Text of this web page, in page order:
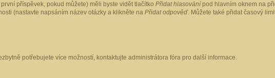
příspěvek, pokud můžete) měli byste vidět tlačítko Přidat hlasování pod hlavním oknem na
(nastavte napsáním název otázky a klikněte na Přidat odpověď. Můžete také přidat časový
potřebujete více možností, kontaktujte administrátora fóra pro další informace.